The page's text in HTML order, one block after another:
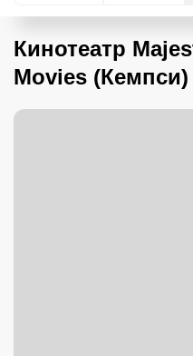
Кинотеатр
Movies (Кемпси)